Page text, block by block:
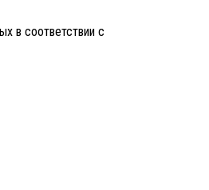
в соответствии с